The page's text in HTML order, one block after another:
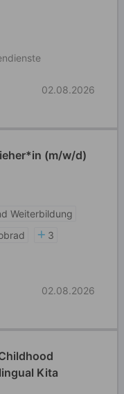
02.08.2026
(m/w/d)
Weiterbildung
3
02.08.2026
Kita